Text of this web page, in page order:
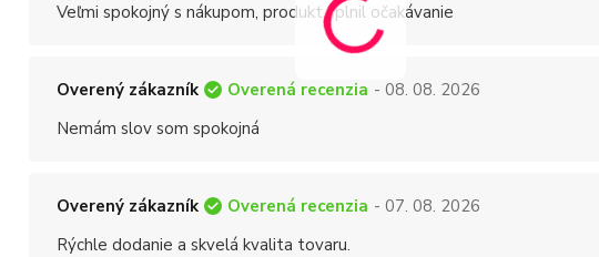
Veľmi spokojný s nákupom, produkt splnil očakávanie
Overený zákazník Overená recenzia - 08. 08. 2026
Nemám slov som spokojná
Overený zákazník Overená recenzia - 07. 08. 2026
Rýchle dodanie a skvelá kvalita tovaru.